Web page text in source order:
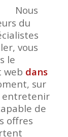
Nous
du
vous
le
web dans
sur
entretenir
de
offres